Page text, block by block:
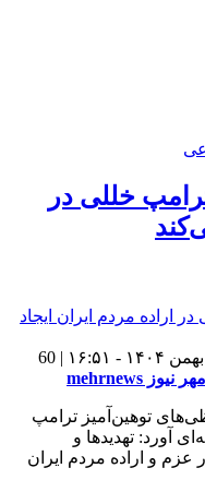
خللی در
شناسه خبر : 114208 | تاریخ انتشار : ۰۳ بهمن ۱۴۰۴ - ۱۶:۵۱ | 60
مهر نیوز mehrnews
توهین‌آمیز ترامپ
آورد: تهدیدها و
و اراده مردم ایران